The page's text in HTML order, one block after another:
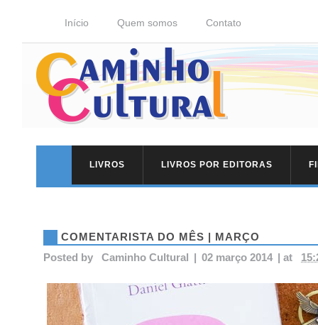
Início Quem somos Contato
LIVROS LIVROS POR EDITORAS
COMENTARISTA DO MÊS | MARÇO
Posted by
Caminho Cultural | 02 março 2014 | at